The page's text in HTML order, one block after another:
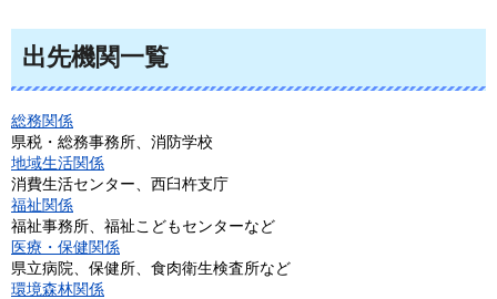
出先機関一覧
総務関係
県税・総務事務所、消防学校
地域生活関係
消費生活センター、西臼杵支庁
福祉関係
福祉事務所、福祉こどもセンターなど
医療・保健関係
県立病院、保健所、食肉衛生検査所など
環境森林関係